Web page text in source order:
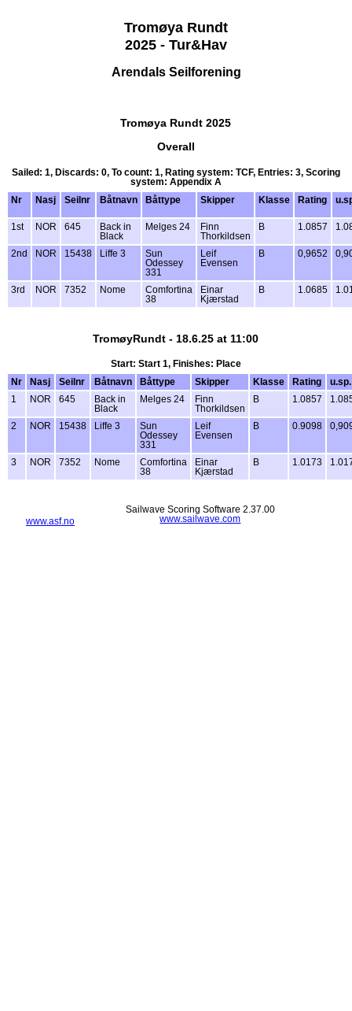
Tromøya Rundt
2025 - Tur&Hav
Arendals Seilforening
Tromøya Rundt 2025
Overall
Sailed: 1, Discards: 0, To count: 1, Rating system: TCF, Entries: 3, Scoring
system: Appendix A
Nr
Nasj Seilnr Båtnavn Båttype Skipper Klasse Rating
1st NOR 645
Back in
Black
Melges 24
Finn
Thorkildsen
B 1.0857
2nd NOR 15438 Liffe 3
Sun
Odessey
331
Leif
Evensen
B 0,9652
3rd NOR 7352 Nome
Comfortina
38
Einar
Kjærstad
B 1.0685
TromøyRundt - 18.6.25 at 11:00
Start: Start 1, Finishes: Place
Nr
Nasj Seilnr Båtnavn Båttype Skipper Klasse Rating
u.sp.
1
NOR 645
Back in
Black
Melges 24
Finn
Thorkildsen
B 1.0857
2 NOR 15438 Liffe 3
Sun
Odessey
331
Leif
Evensen
B 0.9098
3 NOR 7352 Nome
Comfortina
38
Einar
Kjærstad
B 1.0173
www.asf.no
Sailwave Scoring Software 2.37.00
www.sailwave.com